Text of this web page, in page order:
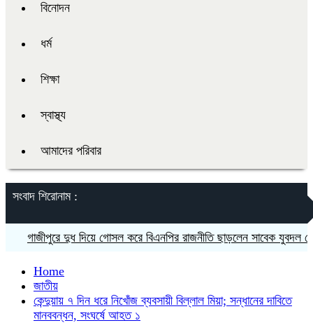
বিনোদন
ধর্ম
শিক্ষা
স্বাস্থ্য
আমাদের পরিবার
সংবাদ শিরোনাম :
গাজীপুরে দুধ দিয়ে গোসল করে বিএনপির রাজনীতি ছাড়লেন সাবেক যুবদল নেতা
Home
জাতীয়
কেন্দুয়ায় ৭ দিন ধরে নিখোঁজ ব্যবসায়ী বিল্লাল মিয়া; সন্ধানের দাবিতে
মানববন্ধন, সংঘর্ষে আহত ১